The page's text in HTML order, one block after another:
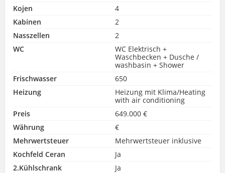
Kojen
4
Kabinen
2
Nasszellen
2
WC
WC Elektrisch +
Waschbecken + Dusche /
washbasin + Shower
Frischwasser
650
Heizung
Heizung mit Klima/Heating
with air conditioning
Preis
649.000 €
Währung
€
Mehrwertsteuer
Mehrwertsteuer inklusive
Kochfeld Ceran
Ja
2.Kühlschrank
Ja